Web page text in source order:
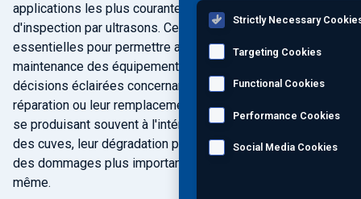
applications les plus courantes de la technique
d'inspection par ultrasons. Ces évaluations sont
essentielles pour permettre au personnel de gestion de la
maintenance des équipements industriels de prendre des
décisions éclairées concernant leur fonctionnement, leur
réparation ou leur remplacement. La corrosion et l'érosion
se produisant souvent à l'intérieur des parois des tuyaux et
des cuves, leur dégradation peut potentiellement entraîner
des dommages plus importants si elle est laissée à elle-
même.
Strictly Necessary
Targeting Cookies
Functional Cookies
Performance Cookies
Social Media Cookies